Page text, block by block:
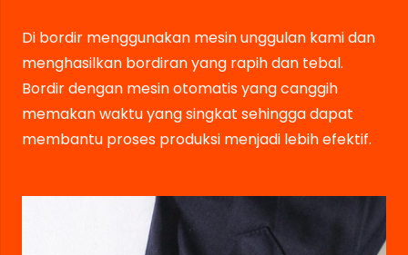
Di bordir menggunakan mesin unggulan kami dan
menghasilkan bordiran yang rapih dan tebal.
Bordir dengan mesin otomatis yang canggih
memakan waktu yang singkat sehingga dapat
membantu proses produksi menjadi lebih efektif.